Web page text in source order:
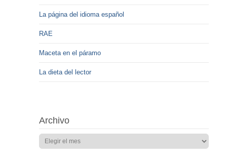
La página del idioma español
RAE
Maceta en el páramo
La dieta del lector
Archivo